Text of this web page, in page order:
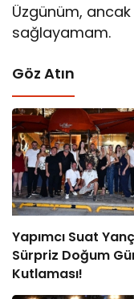
Üzgünüm,
sağlayamam.
Göz Atın
Yapımcı Suat
Sürpriz Doğum
Kutlaması!